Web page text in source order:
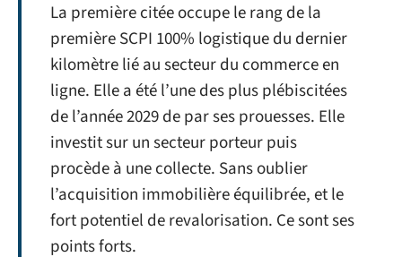
La première citée occupe le rang de la
première SCPI 100% logistique du dernier
kilomètre lié au secteur du commerce en
ligne. Elle a été l’une des plus plébiscitées
de l’année 2029 de par ses prouesses. Elle
investit sur un secteur porteur puis
procède à une collecte. Sans oublier
l’acquisition immobilière équilibrée, et le
fort potentiel de revalorisation. Ce sont ses
points forts.